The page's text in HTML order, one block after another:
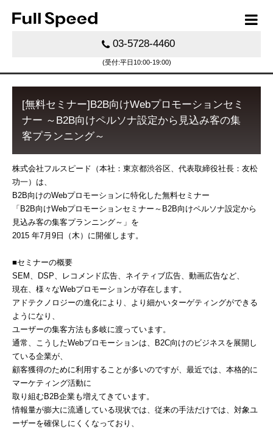
03-5728-4460
(受付:平日10:00-19:00)
[無料セミナー]B2B向けWebプロモーションセミ
ナー ～B2B向けペルソナ設定から見込み客の集
客プランニング～
株式会社フルスピード（本社：東京都渋谷区、代表取締役社長：友松
功一）は、
B2B向けのWebプロモーションに特化した無料セミナー
「B2B向けWebプロモーションセミナー～B2B向けペルソナ設定から
見込み客の集客プランニング～」を
2015 年7月9日（木）に開催します。
■セミナーの概要
SEM、DSP、レコメンド広告、ネイティブ広告、動画広告など、
現在、様々なWebプロモーションが存在します。
アドテクノロジーの進化により、より細かいターゲティングができる
ようになり、
ユーザーの集客方法も多岐に渡っています。
通常、こうしたWebプロモーションは、B2C向けのビジネスを展開し
ている企業が、
顧客獲得のために利用することが多いのですが、最近では、本格的に
マーケティング活動に
取り組むB2B企業も増えてきています。
情報量が膨大に流通している現状では、従来の手法だけでは、対象ユ
ーザーを確保しにくくなっており、